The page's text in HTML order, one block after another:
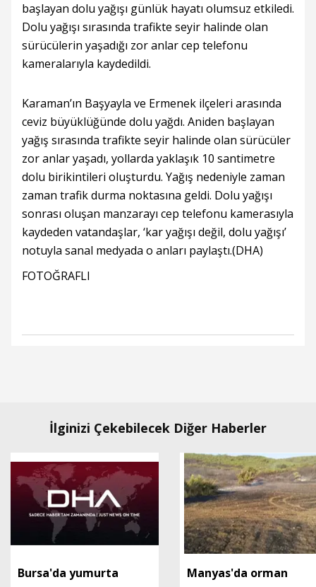
başlayan dolu yağışı günlük hayatı olumsuz etkiledi.
Dolu yağışı sırasında trafikte seyir halinde olan
sürücülerin yaşadığı zor anlar cep telefonu
kameralarıyla kaydedildi.
Karaman’ın Başyayla ve Ermenek ilçeleri arasında
ceviz büyüklüğünde dolu yağdı. Aniden başlayan
yağış sırasında trafikte seyir halinde olan sürücüler
zor anlar yaşadı, yollarda yaklaşık 10 santimetre
dolu birikintileri oluşturdu. Yağış nedeniyle zaman
zaman trafik durma noktasına geldi. Dolu yağışı
sonrası oluşan manzarayı cep telefonu kamerasıyla
kaydeden vatandaşlar, ‘kar yağışı değil, dolu yağışı’
notuyla sanal medyada o anları paylaştı.(DHA)
FOTOĞRAFLI
İlginizi Çekebilecek Diğer Haberler
Bursa'da yumurta Manyas'da orman